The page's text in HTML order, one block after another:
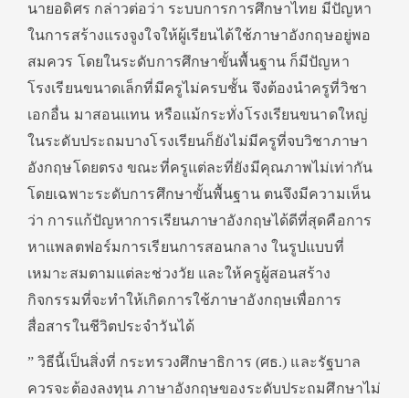
นายอดิศร กล่าวต่อว่า ระบบการการศึกษาไทย มีปัญหา
ในการสร้างแรงจูงใจให้ผู้เรียนได้ใช้ภาษาอังกฤษอยู่พอ
สมควร โดยในระดับการศึกษาขั้นพื้นฐาน ก็มีปัญหา
โรงเรียนขนาดเล็กที่มีครูไม่ครบชั้น จึงต้องนำครูที่วิชา
เอกอื่น มาสอนแทน หรือแม้กระทั่งโรงเรียนขนาดใหญ่
ในระดับประถมบางโรงเรียนก็ยังไม่มีครูที่จบวิชาภาษา
อังกฤษโดยตรง ขณะที่ครูแต่ละที่ยังมีคุณภาพไม่เท่ากัน
โดยเฉพาะระดับการศึกษาขั้นพื้นฐาน ตนจึงมีความเห็น
ว่า การแก้ปัญหาการเรียนภาษาอังกฤษได้ดีที่สุดคือการ
หาแพลตฟอร์มการเรียนการสอนกลาง ในรูปแบบที่
เหมาะสมตามแต่ละช่วงวัย และให้ครูผู้สอนสร้าง
กิจกรรมที่จะทำให้เกิดการใช้ภาษาอังกฤษเพื่อการ
สื่อสารในชีวิตประจำวันได้
” วิธีนี้เป็นสิ่งที่ กระทรวงศึกษาธิการ (ศธ.) และรัฐบาล
ควรจะต้องลงทุน ภาษาอังกฤษของระดับประถมศึกษาไม่